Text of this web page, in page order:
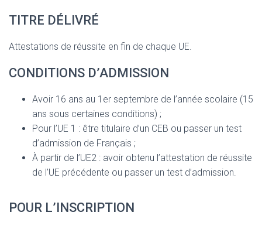
TITRE DÉLIVRÉ
Attestations de réussite en fin de chaque UE.
CONDITIONS D’ADMISSION
Avoir 16 ans au 1er septembre de l’année scolaire (15
ans sous certaines conditions) ;
Pour l’UE 1 : être titulaire d’un CEB ou passer un test
d’admission de Français ;
À partir de l’UE2 : avoir obtenu l’attestation de réussite
de l’UE précédente ou passer un test d’admission.
POUR L’INSCRIPTION